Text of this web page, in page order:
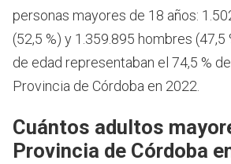
personas mayores de 18 años:
(52,5 %) y 1.359.895 hombres (47,5
de edad representaban el 74,5 %
Provincia de Córdoba en 2022.
Cuántos adultos
Provincia de Córdoba